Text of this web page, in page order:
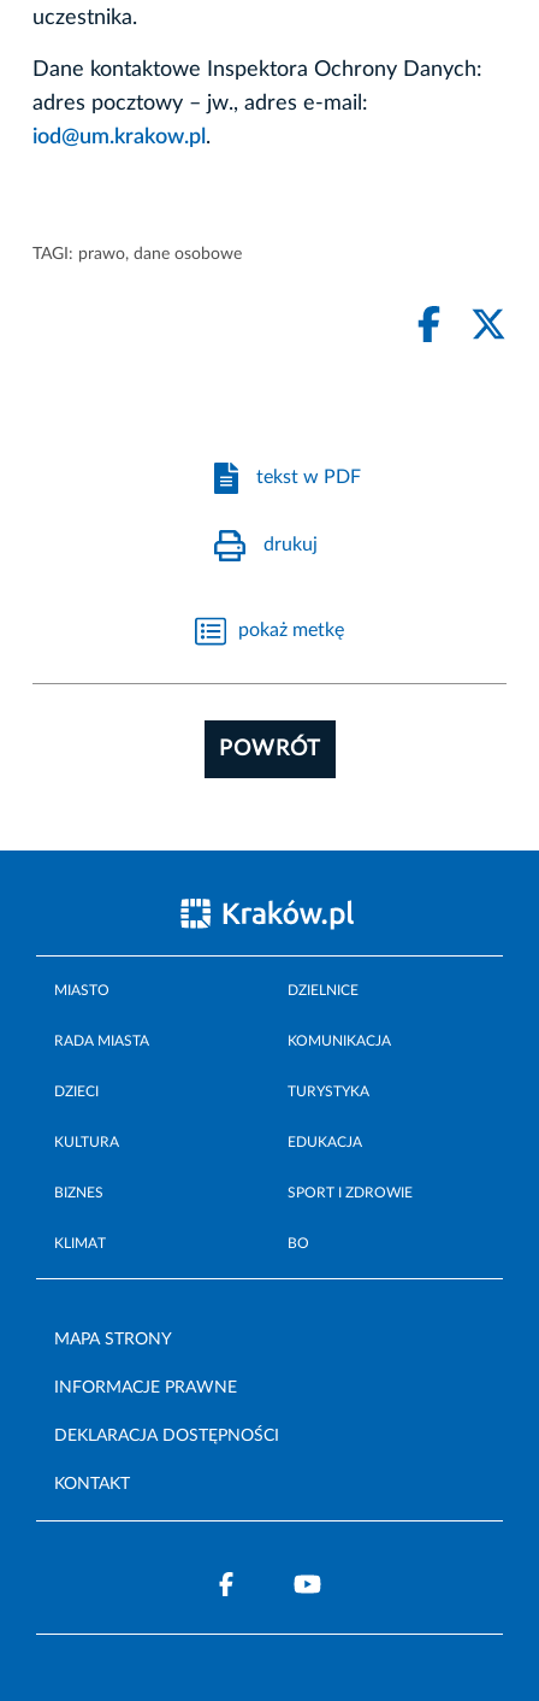
uczestnika.
Dane kontaktowe Inspektora Ochrony Danych:
adres pocztowy – jw., adres e-mail:
iod@um.krakow.pl .
TAGI: prawo, dane osobowe
tekst w PDF
drukuj
pokaż metkę
POWRÓT
MIASTO DZIELNICE
RADA MIASTA KOMUNIKACJA
DZIECI TURYSTYKA
KULTURA EDUKACJA
BIZNES SPORT I ZDROWIE
KLIMAT BO
MAPA STRONY
INFORMACJE PRAWNE
DEKLARACJA DOSTĘPNOŚCI
KONTAKT